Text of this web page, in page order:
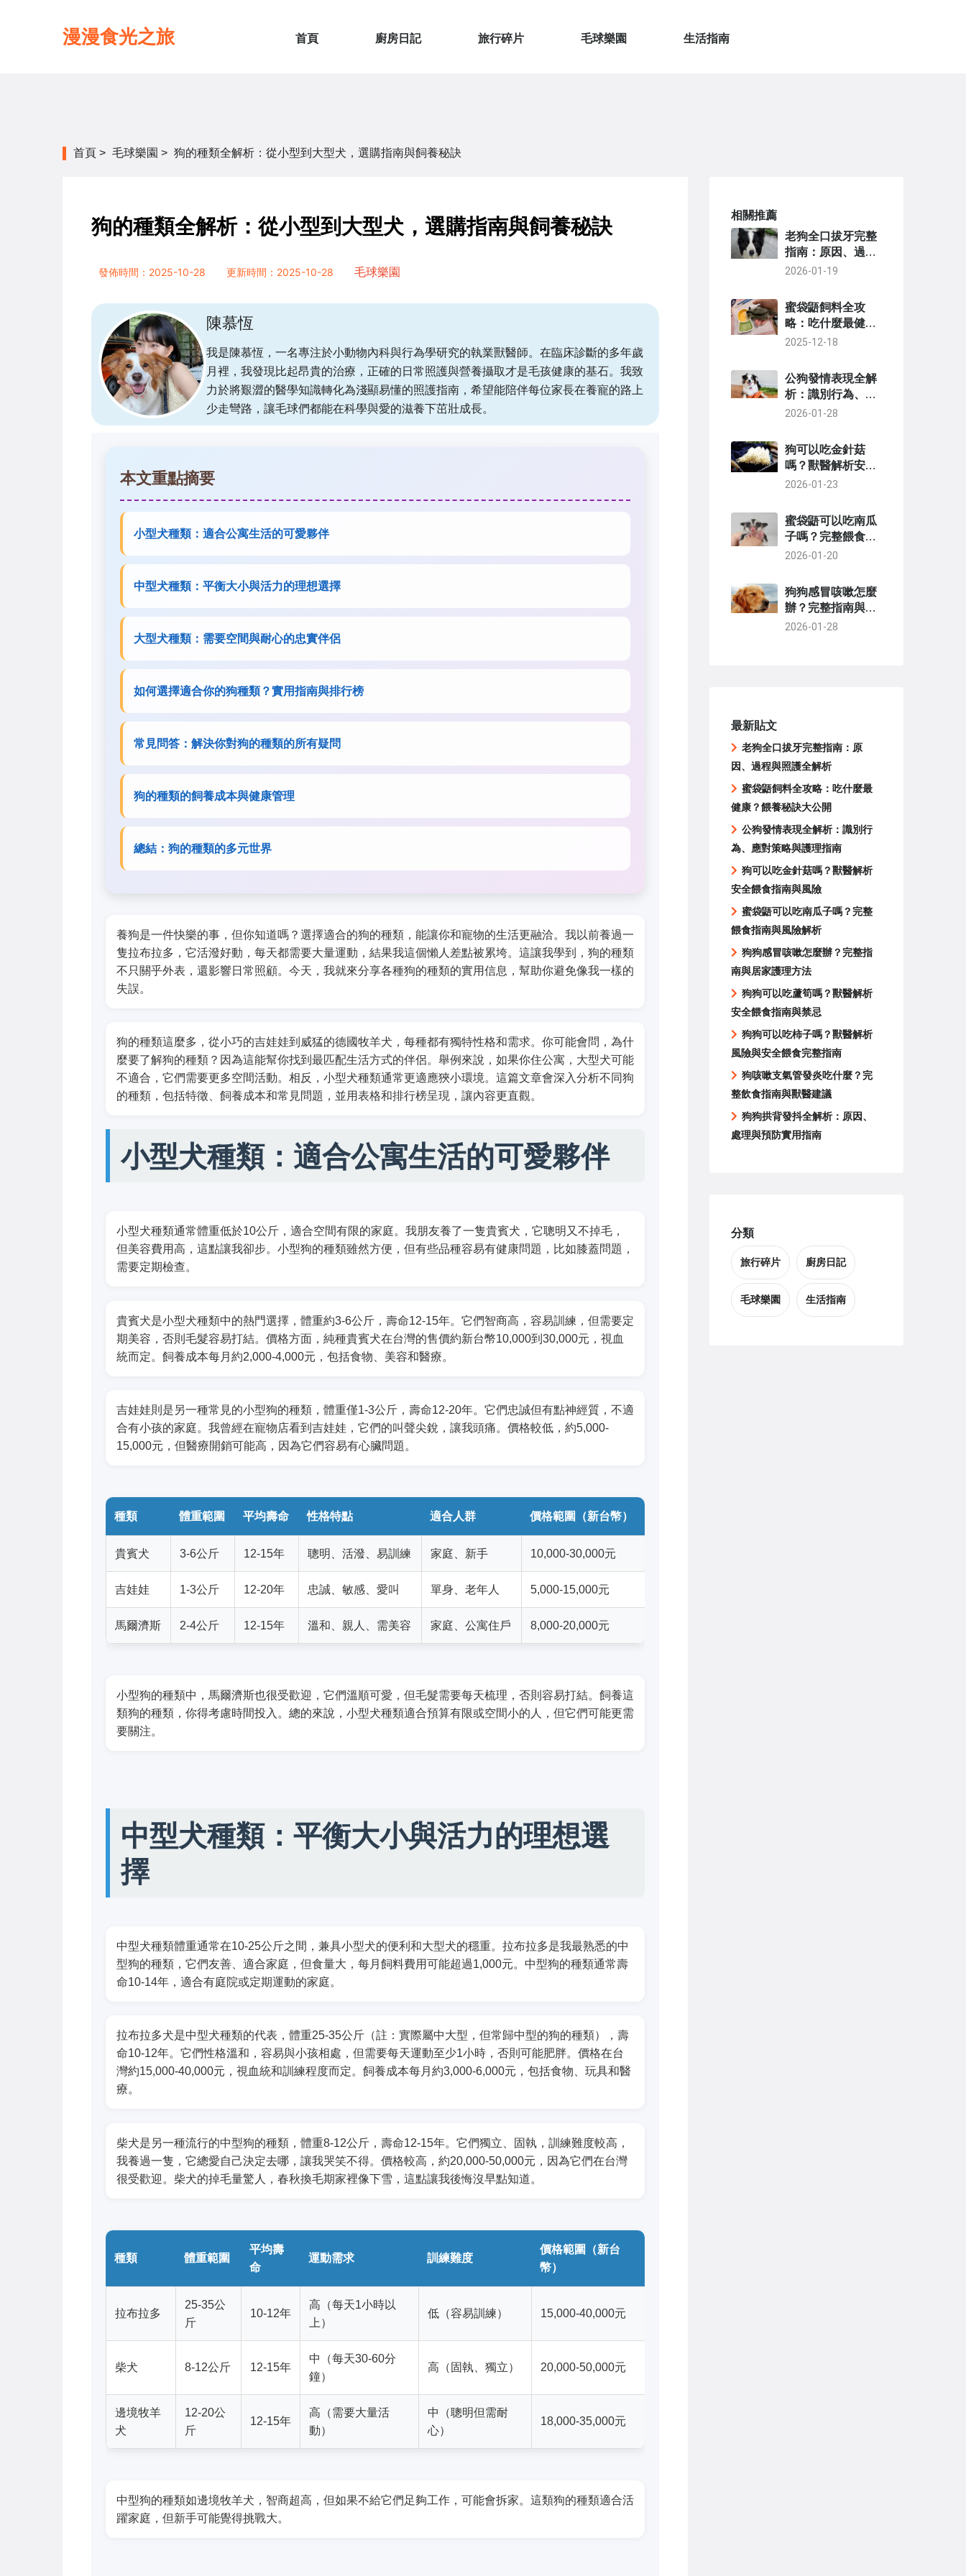
漫漫食光之旅 首頁 廚房日記 旅行碎片 毛球樂園 生活指南
首頁 > 毛球樂園 > 狗的種類全解析：從小型到大型犬，選購指南與飼養秘訣
狗的種類全解析：從小型到大型犬，選購指南與飼養秘訣
發佈時間：2025-10-28 更新時間：2025-10-28 毛球樂園
陳慕恆
我是陳慕恆，一名專注於小動物內科與行為學研究的執業獸醫師。在臨床診斷的多年歲
月裡，我發現比起昂貴的治療，正確的日常照護與營養攝取才是毛孩健康的基石。我致
力於將艱澀的醫學知識轉化為淺顯易懂的照護指南，希望能陪伴每位家長在養寵的路上
少走彎路，讓毛球們都能在科學與愛的滋養下茁壯成長。
本文重點摘要
小型犬種類：適合公寓生活的可愛夥伴
中型犬種類：平衡大小與活力的理想選擇
大型犬種類：需要空間與耐心的忠實伴侶
如何選擇適合你的狗種類？實用指南與排行榜
常見問答：解決你對狗的種類的所有疑問
狗的種類的飼養成本與健康管理
總結：狗的種類的多元世界
養狗是一件快樂的事，但你知道嗎？選擇適合的狗的種類，能讓你和寵物的生活更融洽。我以前養過一
隻拉布拉多，它活潑好動，每天都需要大量運動，結果我這個懶人差點被累垮。這讓我學到，狗的種類
不只關乎外表，還影響日常照顧。今天，我就來分享各種狗的種類的實用信息，幫助你避免像我一樣的
失誤。
狗的種類這麼多，從小巧的吉娃娃到威猛的德國牧羊犬，每種都有獨特性格和需求。你可能會問，為什
麼要了解狗的種類？因為這能幫你找到最匹配生活方式的伴侶。舉例來說，如果你住公寓，大型犬可能
不適合，它們需要更多空間活動。相反，小型犬種類通常更適應狹小環境。這篇文章會深入分析不同狗
的種類，包括特徵、飼養成本和常見問題，並用表格和排行榜呈現，讓內容更直觀。
小型犬種類：適合公寓生活的可愛夥伴
小型犬種類通常體重低於10公斤，適合空間有限的家庭。我朋友養了一隻貴賓犬，它聰明又不掉毛，
但美容費用高，這點讓我卻步。小型狗的種類雖然方便，但有些品種容易有健康問題，比如膝蓋問題，
需要定期檢查。
貴賓犬是小型犬種類中的熱門選擇，體重約3-6公斤，壽命12-15年。它們智商高，容易訓練，但需要定
期美容，否則毛髮容易打結。價格方面，純種貴賓犬在台灣的售價約新台幣10,000到30,000元，視血
統而定。飼養成本每月約2,000-4,000元，包括食物、美容和醫療。
吉娃娃則是另一種常見的小型狗的種類，體重僅1-3公斤，壽命12-20年。它們忠誠但有點神經質，不適
合有小孩的家庭。我曾經在寵物店看到吉娃娃，它們的叫聲尖銳，讓我頭痛。價格較低，約5,000-
15,000元，但醫療開銷可能高，因為它們容易有心臟問題。
種類 體重範圍 平均壽命 性格特點 適合人群 價格範圍（新台幣）
貴賓犬 3-6公斤 12-15年 聰明、活潑、易訓練 家庭、新手 10,000-30,000元
吉娃娃 1-3公斤 12-20年 忠誠、敏感、愛叫 單身、老年人 5,000-15,000元
馬爾濟斯 2-4公斤 12-15年 溫和、親人、需美容 家庭、公寓住戶 8,000-20,000元
小型狗的種類中，馬爾濟斯也很受歡迎，它們溫順可愛，但毛髮需要每天梳理，否則容易打結。飼養這
類狗的種類，你得考慮時間投入。總的來說，小型犬種類適合預算有限或空間小的人，但它們可能更需
要關注。
中型犬種類：平衡大小與活力的理想選
擇
中型犬種類體重通常在10-25公斤之間，兼具小型犬的便利和大型犬的穩重。拉布拉多是我最熟悉的中
型狗的種類，它們友善、適合家庭，但食量大，每月飼料費用可能超過1,000元。中型狗的種類通常壽
命10-14年，適合有庭院或定期運動的家庭。
拉布拉多犬是中型犬種類的代表，體重25-35公斤（註：實際屬中大型，但常歸中型的狗的種類），壽
命10-12年。它們性格溫和，容易與小孩相處，但需要每天運動至少1小時，否則可能肥胖。價格在台
灣約15,000-40,000元，視血統和訓練程度而定。飼養成本每月約3,000-6,000元，包括食物、玩具和醫
療。
柴犬是另一種流行的中型狗的種類，體重8-12公斤，壽命12-15年。它們獨立、固執，訓練難度較高，
我養過一隻，它總愛自己決定去哪，讓我哭笑不得。價格較高，約20,000-50,000元，因為它們在台灣
很受歡迎。柴犬的掉毛量驚人，春秋換毛期家裡像下雪，這點讓我後悔沒早點知道。
種類 體重範圍
平均壽
命
運動需求 訓練難度
價格範圍（新台
幣）
拉布拉多
25-35公
斤
10-12年
高（每天1小時以
上）
低（容易訓練） 15,000-40,000元
柴犬 8-12公斤 12-15年
中（每天30-60分
鐘）
高（固執、獨立） 20,000-50,000元
邊境牧羊
犬
12-20公
斤
12-15年
高（需要大量活
動）
中（聰明但需耐
心）
18,000-35,000元
中型狗的種類如邊境牧羊犬，智商超高，但如果不給它們足夠工作，可能會拆家。這類狗的種類適合活
躍家庭，但新手可能覺得挑戰大。
相關推薦
老狗全口拔牙完整
指南：原因、過程
與照護全解析
2026-01-19
蜜袋鼯飼料全攻
略：吃什麼最健
康？餵養秘訣大公
2025-12-18
公狗發情表現全解
析：識別行為、應
對策略與護理指南
2026-01-28
狗可以吃金針菇
嗎？獸醫解析安全
餵食指南與風險
2026-01-23
蜜袋鼯可以吃南瓜
子嗎？完整餵食指
南與風險解析
2026-01-20
狗狗感冒咳嗽怎麼
辦？完整指南與居
家護理方法
2026-01-28
最新貼文
老狗全口拔牙完整指南：原
因、過程與照護全解析
蜜袋鼯飼料全攻略：吃什麼最
健康？餵養秘訣大公開
公狗發情表現全解析：識別行
為、應對策略與護理指南
狗可以吃金針菇嗎？獸醫解析
安全餵食指南與風險
蜜袋鼯可以吃南瓜子嗎？完整
餵食指南與風險解析
狗狗感冒咳嗽怎麼辦？完整指
南與居家護理方法
狗狗可以吃蘆筍嗎？獸醫解析
安全餵食指南與禁忌
狗狗可以吃柿子嗎？獸醫解析
風險與安全餵食完整指南
狗咳嗽支氣管發炎吃什麼？完
整飲食指南與獸醫建議
狗狗拱背發抖全解析：原因、
處理與預防實用指南
分類
旅行碎片 廚房日記
毛球樂園 生活指南